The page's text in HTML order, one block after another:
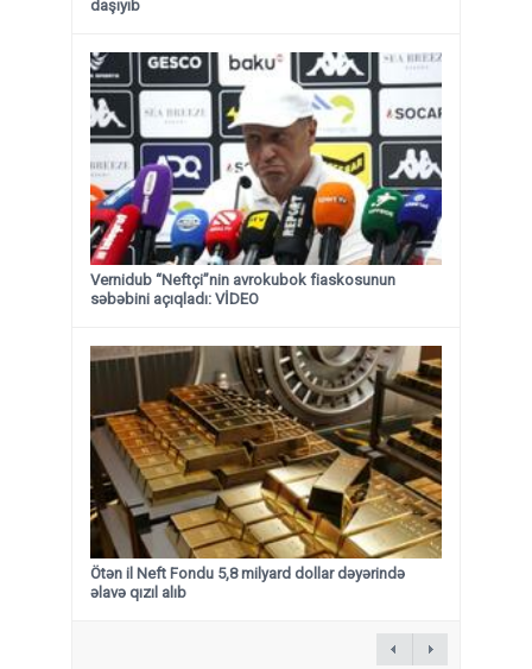
daşıyıb
Vernidub “Neftçi”nin avrokubok fiaskosunun
səbəbini açıqladı: VİDEO
Ötən il Neft Fondu 5,8 milyard dollar dəyərində
əlavə qızıl alıb